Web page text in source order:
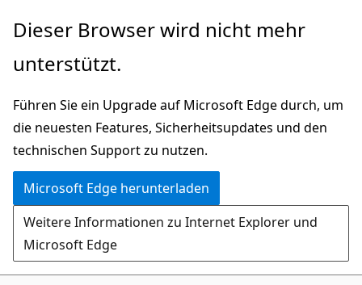
Zu
wechseln
Dieser Browser wird nicht mehr
unterstützt.
Führen Sie ein Upgrade auf Microsoft Edge durch, um
die neuesten Features, Sicherheitsupdates und den
technischen Support zu nutzen.
Microsoft Edge herunterladen
Weitere Informationen zu Internet Explorer und
Microsoft Edge